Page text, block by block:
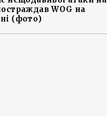
WOG на
(фото)